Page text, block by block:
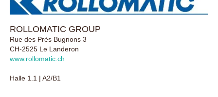
ROLLOMATIC GROUP
Rue des Prés Bugnons 3
CH-2525 Le Landeron
www.rollomatic.ch
Halle 1.1 | A2/B1